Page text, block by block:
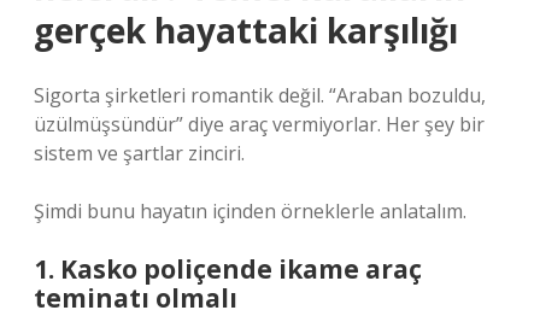
gerçek hayattaki karşılığı
Sigorta şirketleri romantik değil. “Araban bozuldu,
üzülmüşsündür” diye araç vermiyorlar. Her şey bir
sistem ve şartlar zinciri.
Şimdi bunu hayatın içinden örneklerle anlatalım.
1. Kasko poliçende ikame araç
teminatı olmalı